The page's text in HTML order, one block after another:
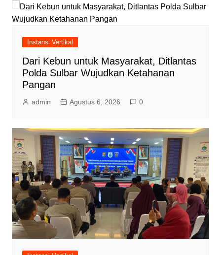
Instansi Vertikal
Dari Kebun untuk Masyarakat, Ditlantas
Polda Sulbar Wujudkan Ketahanan
Pangan
admin Agustus 6, 2026 0